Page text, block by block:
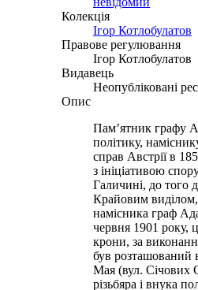
Колекція
Ігор Котлобулатов
Правове регулювання
Ігор Котлобулатов
Видавець
Неопубліковані
Опис
Пам’ятник графу
політику,
справ Австрії в
з ініціативою
Галичині, до того
Крайовим
намісника граф
червня 1901 року,
крони, за
був розташований
Мая (вул. Січових
різьбяра і внука